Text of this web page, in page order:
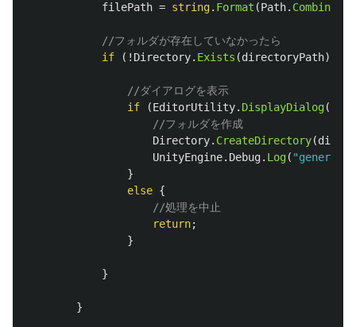
filePath = string. Format (Path. Combine
//フォルダが存在していなかったら
if
(! Directory. Exists (directoryPath))
//ダイアログを表示
if
(EditorUtility. DisplayDialog(
//フォルダを作成
Directory. CreateDirectory(
UnityEngine. Debug. Log(
}
else {
//処理を中止
return;
}
}
}